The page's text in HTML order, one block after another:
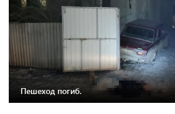
Пешеход погиб.